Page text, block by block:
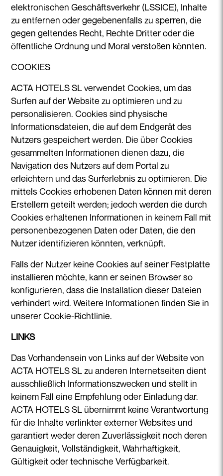
elektronischen Geschäftsverkehr (LSSICE), Inhalte
zu entfernen oder gegebenenfalls zu sperren, die
gegen geltendes Recht, Rechte Dritter oder die
öffentliche Ordnung und Moral verstoßen könnten.
COOKIES
ACTA HOTELS SL verwendet Cookies, um das
Surfen auf der Website zu optimieren und zu
personalisieren. Cookies sind physische
Informationsdateien, die auf dem Endgerät des
Nutzers gespeichert werden. Die über Cookies
gesammelten Informationen dienen dazu, die
Navigation des Nutzers auf dem Portal zu
erleichtern und das Surferlebnis zu optimieren. Die
mittels Cookies erhobenen Daten können mit deren
Erstellern geteilt werden; jedoch werden die durch
Cookies erhaltenen Informationen in keinem Fall mit
personenbezogenen Daten oder Daten, die den
Nutzer identifizieren könnten, verknüpft.
Falls der Nutzer keine Cookies auf seiner Festplatte
installieren möchte, kann er seinen Browser so
konfigurieren, dass die Installation dieser Dateien
verhindert wird. Weitere Informationen finden Sie in
unserer Cookie-Richtlinie.
LINKS
Das Vorhandensein von Links auf der Website von
ACTA HOTELS SL zu anderen Internetseiten dient
ausschließlich Informationszwecken und stellt in
keinem Fall eine Empfehlung oder Einladung dar.
ACTA HOTELS SL übernimmt keine Verantwortung
für die Inhalte verlinkter externer Websites und
garantiert weder deren Zuverlässigkeit noch deren
Genauigkeit, Vollständigkeit, Wahrhaftigkeit,
Gültigkeit oder technische Verfügbarkeit.